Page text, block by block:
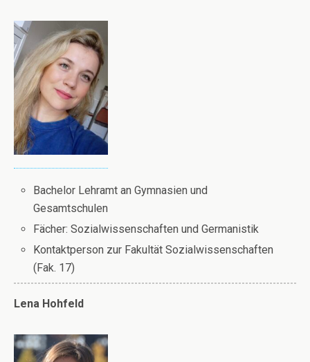
Bachelor Lehramt an Gymnasien und
Gesamtschulen
Fächer: Sozialwissenschaften und Germanistik
Kontaktperson zur Fakultät Sozialwissenschaften
(Fak. 17)
Lena Hohfeld